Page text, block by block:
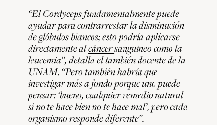
“ElCordycepsfundamentalmente puede
ayudar para contrarrestar la disminución
de glóbulos blancos; esto podría aplicarse
directamente alcáncersanguíneo como la
leucemia”, detalla el también docente de la
UNAM. “Pero también habría que
investigar más a fondo porque uno puede
pensar: ‘bueno, cualquier remedio natural
si no te hace bien no te hace mal’, pero cada
organismo responde diferente”.